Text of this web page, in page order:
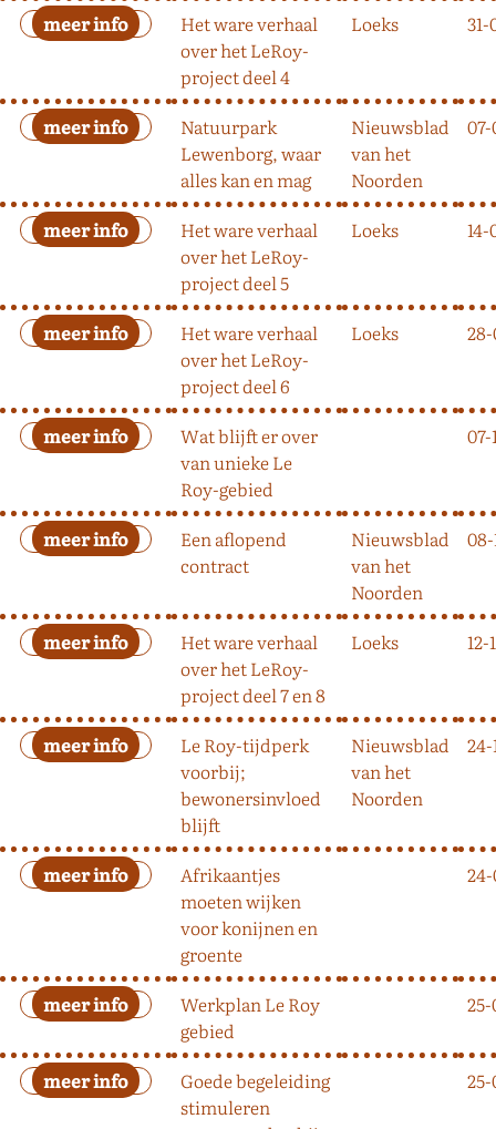
Het ware verhaal
over het LeRoy-
project deel 4
Loeks 31-
Natuurpark
Lewenborg, waar
alles kan en mag
Nieuwsblad
van het
Noorden
07-
Het ware verhaal
over het LeRoy-
project deel 5
Loeks 14-
Het ware verhaal
over het LeRoy-
project deel 6
Loeks
Wat blijft er over
van unieke Le
Roy-gebied
07-
Een aflopend
contract
Nieuwsblad
van het
Noorden
08-
Het ware verhaal
over het LeRoy-
project deel 7 en 8
Loeks 12-
Le Roy-tijdperk
voorbij;
bewonersinvloed
blijft
Nieuwsblad
van het
Noorden
24-
Afrikaantjes
moeten wijken
voor konijnen en
groente
Werkplan Le Roy
gebied
25-
Goede begeleiding
stimuleren
25-